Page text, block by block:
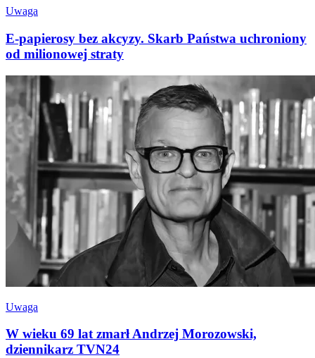
Uwaga
E-papierosy bez akcyzy. Skarb Państwa uchroniony
od milionowej straty
Uwaga
W wieku 69 lat zmarł Andrzej Morozowski,
dziennikarz TVN24